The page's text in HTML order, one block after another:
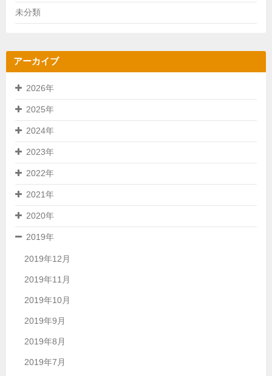
未分類
アーカイブ
2026年
2025年
2024年
2023年
2022年
2021年
2020年
2019年
2019年12月
2019年11月
2019年10月
2019年9月
2019年8月
2019年7月